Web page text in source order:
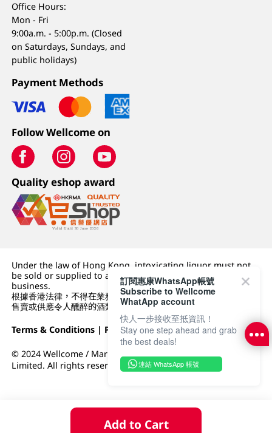
Add to Cart
Office Hours:
Mon - Fri
9:00a.m. - 5:00p.m. (Closed
on Saturdays, Sundays, and
public holidays)
Payment Methods
Follow Wellcome on
Quality eshop award
Under the law of Hong Kong, intoxicating liquor must not
be sold or supplied to a minor (under 18) in the course of
business.
根據香港法律，不得在業務過程中，向未成年人 (18 歲以下人士)
售賣或供應令人醺醉的酒類。
Terms & Conditions | Privacy Policy|DFI Retail Group
© 2024 Wellcome / Market Place. The Dairy Farm Company
Limited. All rights reserved.
訂閱惠康WhatsApp帳號
Subscribe to Wellcome
WhatApp account
快人一步接收至抵資訊！
Stay one step ahead and grab
the best deals!
連結 WhatsApp 帳號